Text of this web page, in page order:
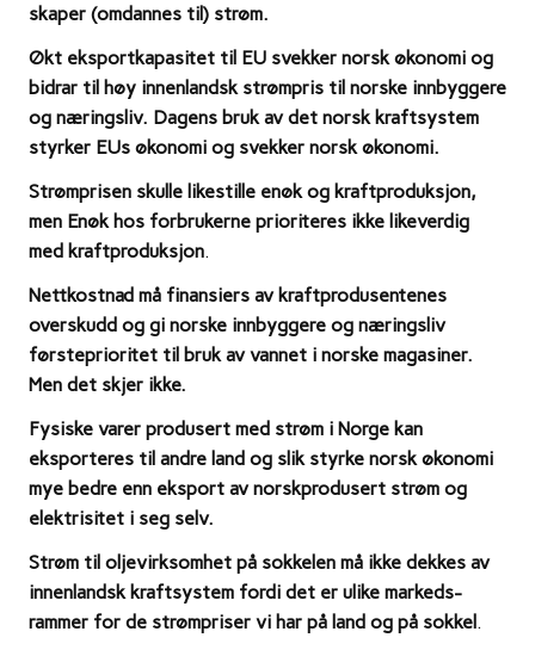
skaper (omdannes til) strøm.
Økt eksportkapasitet til EU svekker norsk økonomi og
bidrar til høy innenlandsk strømpris til norske innbyggere
og næringsliv. Dagens bruk av det norsk kraftsystem
styrker EUs økonomi og svekker norsk økonomi.
Strømprisen skulle likestille enøk og kraftproduksjon,
men Enøk hos forbrukerne prioriteres ikke likeverdig
med kraftproduksjon.
Nettkostnad må finansiers av kraftprodusentenes
overskudd og gi norske innbyggere og næringsliv
førsteprioritet til bruk av vannet i norske magasiner.
Men det skjer ikke.
Fysiske varer produsert med strøm i Norge kan
eksporteres til andre land og slik styrke norsk økonomi
mye bedre enn eksport av norskprodusert strøm og
elektrisitet i seg selv.
Strøm til oljevirksomhet på sokkelen må ikke dekkes av
innenlandsk kraftsystem fordi det er ulike markeds-
rammer for de strømpriser vi har på land og på sokkel.